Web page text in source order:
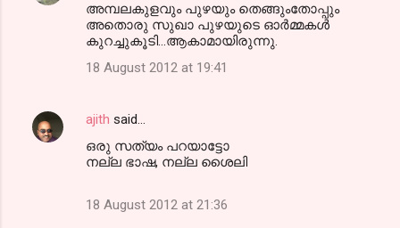
അമ്പലകുളവും പുഴയും തെങ്ങുംതോപ്പും
അതൊരു സുഖാ പുഴയുടെ ഓര്‍മ്മകള്‍
കുറച്ചുകൂടി...ആകാമായിരുന്നു.
18 August 2012 at 19:41
ajith said…
ഒരു സത്യം പറയാട്ടോ
നല്ല ഭാഷ, നല്ല ശൈലി
18 August 2012 at 21:36